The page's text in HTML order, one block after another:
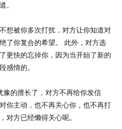
。
被你多次打扰，对方让你知道对
了你复合的希望。 此外，对方选
更快的忘掉你，因为当开始了新的
感情的。
的擅长了，对方不再给你发信
你主动，也不再关心你，也不再打
对方已经懒得关心呢。